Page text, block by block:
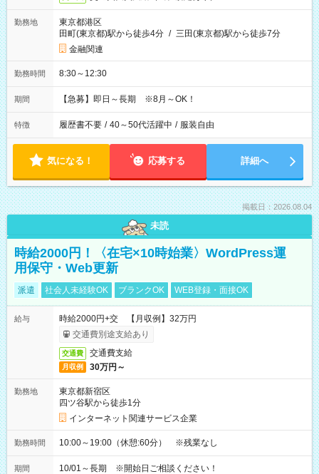
勤務地
東京都港区
田町(東京都)駅から徒歩4分 / 三田(東京都)駅から徒歩7分
金融関連
勤務時間 8:30～12:30
期間 【急募】即日～長期 ※8月～OK！
特徴 履歴書不要 / 40～50代活躍中 / 服装自由
気になる！ 応募する 詳細へ
掲載日：2026.08.04
未読
時給2000円！〈在宅×10時始業〉WordPress運
用保守・Web更新
派遣 社会人未経験OK ブランクOK WEB登録・面接OK
給与
時給2000円+交 【月収例】32万円
交通費別途支給あり
交通費 交通費支給
月収例 30万円～
勤務地
東京都新宿区
四ツ谷駅から徒歩1分
インターネット関連サービス企業
勤務時間 10:00～19:00（休憩:60分） ※残業なし
期間 10/01～長期 ※開始日ご相談ください！